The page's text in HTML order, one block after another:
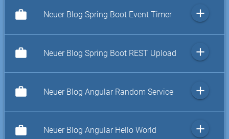
work Neuer Blog Spring Boot Event Timer add
work Neuer Blog Spring Boot REST Upload add
work Neuer Blog Angular Random Service add
work Neuer Blog Angular Hello World add